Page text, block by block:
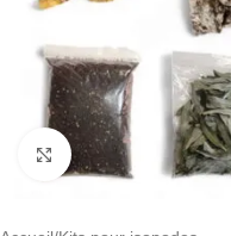
Click to enlarge